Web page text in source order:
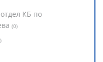
КБ по
(0)
)